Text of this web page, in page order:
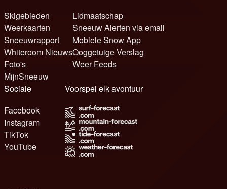
Skigebieden
Weerkaarten
Sneeuwrapport
Whiteroom Nieuws
Foto's
MijnSneeuw
Lidmaatschap
Sneeuw Alerten via email
Mobiele Snow App
Ooggetuige Verslag
Weer Feeds
Sociale
Facebook
Instagram
TikTok
YouTube
Voorspel elk avontuur